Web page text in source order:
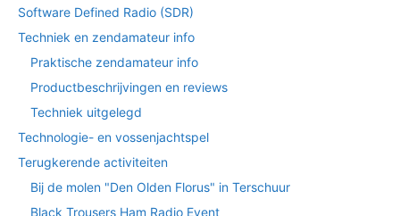
Software Defined Radio (SDR)
Techniek en zendamateur info
Praktische zendamateur info
Productbeschrijvingen en reviews
Techniek uitgelegd
Technologie- en vossenjachtspel
Terugkerende activiteiten
Bij de molen "Den Olden Florus" in Terschuur
Black Trousers Ham Radio Event